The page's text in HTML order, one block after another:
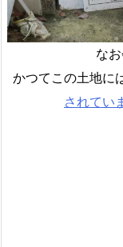
な
かつてこの土地に
されてい